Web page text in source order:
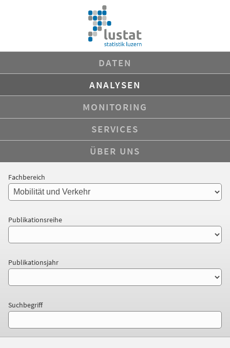
DATEN
ANALYSEN
MONITORING
SERVICES
ÜBER UNS
Fachbereich
Publikationsreihe
Publikationsjahr
Suchbegriff